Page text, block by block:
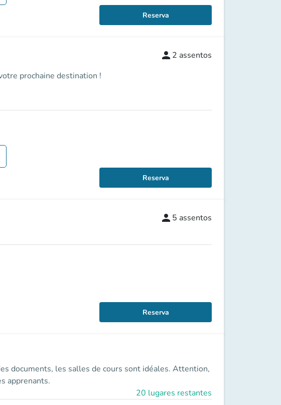
Reserva
prochaine destination !
person 2 assentos
Reserva
person 5 assentos
Reserva
documents, les salles de cours sont idéales. Attention,
apprenants.
20 lugares restantes